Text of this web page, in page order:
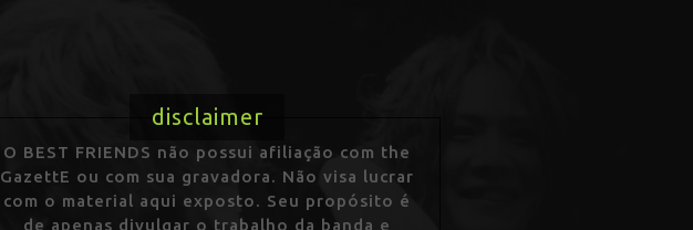
disclaimer
O BEST FRIENDS não possui afiliação com the
GazettE ou com sua gravadora. Não visa lucrar
com o material aqui exposto. Seu propósito é
de apenas divulgar o trabalho da banda e